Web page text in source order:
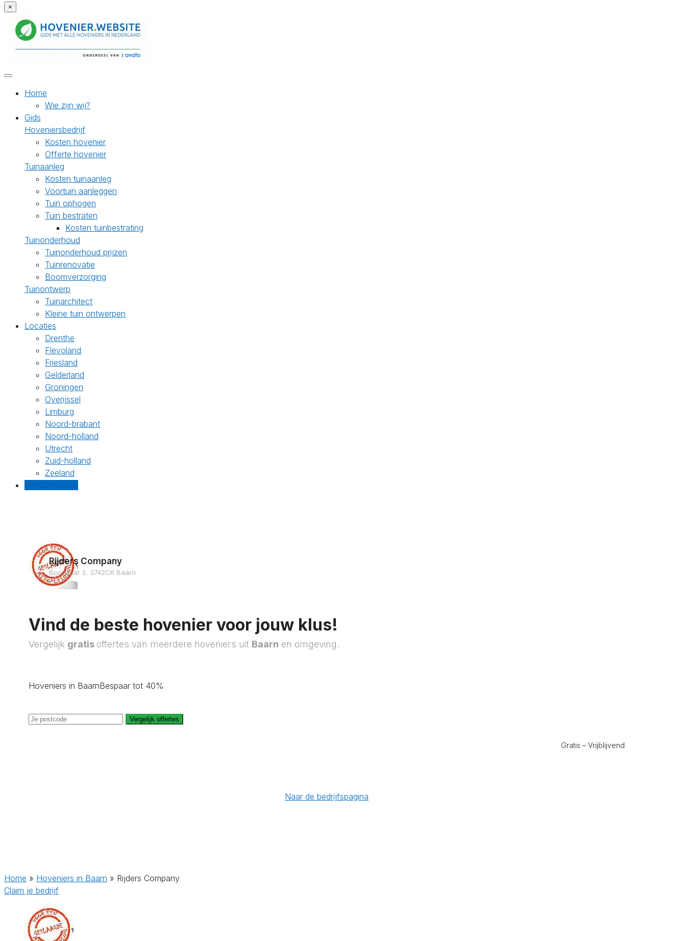
×
Home
Wie zijn wij?
Gids
Hoveniersbedrijf
Kosten hovenier
Offerte hovenier
Tuinaanleg
Kosten tuinaanleg
Voortuin aanleggen
Tuin ophogen
Tuin bestraten
Kosten tuinbestrating
Tuinonderhoud
Tuinonderhoud prijzen
Tuinrenovatie
Boomverzorging
Tuinontwerp
Tuinarchitect
Kleine tuin ontwerpen
Locaties
Drenthe
Flevoland
Friesland
Gelderland
Groningen
Overijssel
Limburg
Noord-brabant
Noord-holland
Utrecht
Zuid-holland
Zeeland
Rijders Company
Bosstraat 3, 3742CK Baarn
Vind de beste hovenier voor jouw klus!
Vergelijk gratis offertes van meerdere hoveniers uit Baarn en omgeving.
Hoveniers in BaarnBespaar tot 40%
Vergelijk offertes
Gratis – Vrijblijvend
Naar de bedrijfspagina
Home » Hoveniers in Baarn » Rijders Company
Claim je bedrijf